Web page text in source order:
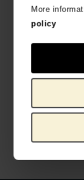
More
policy
€